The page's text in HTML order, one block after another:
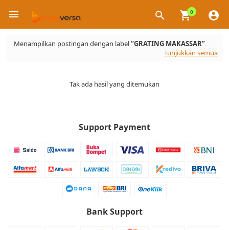
0
×
Menampilkan postingan dengan label GRATING MAKASSAR
Tunjukkan semua
Tak ada hasil yang ditemukan
Support Payment
Bank Support